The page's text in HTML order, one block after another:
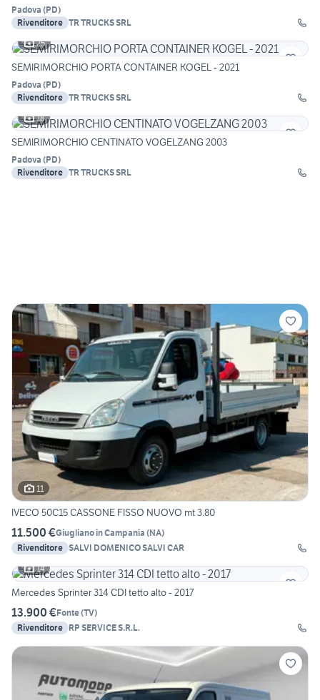
Padova (PD)
Rivenditore TR TRUCKS SRL
25
SEMIRIMORCHIO PORTA CONTAINER KOGEL - 2021
Padova (PD)
Rivenditore TR TRUCKS SRL
18
SEMIRIMORCHIO CENTINATO VOGELZANG 2003
Padova (PD)
Rivenditore TR TRUCKS SRL
11
IVECO 50C15 CASSONE FISSO NUOVO mt 3.80
11.500 €Giugliano in Campania (NA)
Rivenditore SALVI DOMENICO SALVI CAR
14
Mercedes Sprinter 314 CDI tetto alto - 2017
13.900 €Fonte(TV)
Rivenditore RP SERVICE S.R.L.